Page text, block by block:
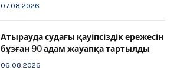
07.08.2026
Атырауда судағы қауіпсіздік ережесін
бұзған 90 адам жауапқа тартылды
06.08.2026